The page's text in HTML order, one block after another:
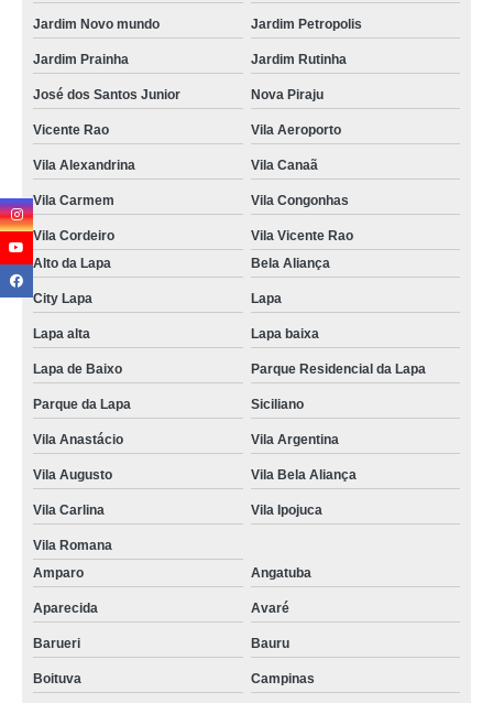
Jardim Novo mundo Jardim Petropolis
Jardim Prainha Jardim Rutinha
José dos Santos Junior Nova Piraju
Vicente Rao Vila Aeroporto
Vila Alexandrina Vila Canaã
Vila Carmem Vila Congonhas
Vila Cordeiro
Vila Vicente Rao
Alto da Lapa
Bela Aliança
City Lapa Lapa
Lapa alta Lapa baixa
Lapa de Baixo Parque Residencial da Lapa
Parque da Lapa Siciliano
Vila Anastácio Vila Argentina
Vila Augusto Vila Bela Aliança
Vila Carlina Vila Ipojuca
Vila Romana
Amparo
Angatuba
Aparecida Avaré
Barueri Bauru
Boituva Campinas